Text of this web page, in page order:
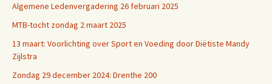
Algemene Ledenvergadering 26 februari 2025
MTB-tocht zondag 2 maart 2025
13 maart: Voorlichting over Sport en Voeding door Diëtiste Mandy
Zijlstra
Zondag 29 december 2024: Drenthe 200